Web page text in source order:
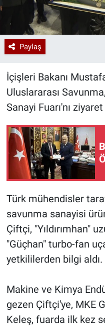
Paylaş
İçişleri Bakanı
Uluslararası
Sanayi Fuarı'nı
Türk mühendisler
savunma sanayisi
Çiftçi, "Yıldırımhan"
"Güçhan" turbo-fan
yetkililerden bilgi aldı.
Makine ve Kimya
gezen Çiftçi'ye, MKE
Keleş, fuarda ilk kez
Ramazan